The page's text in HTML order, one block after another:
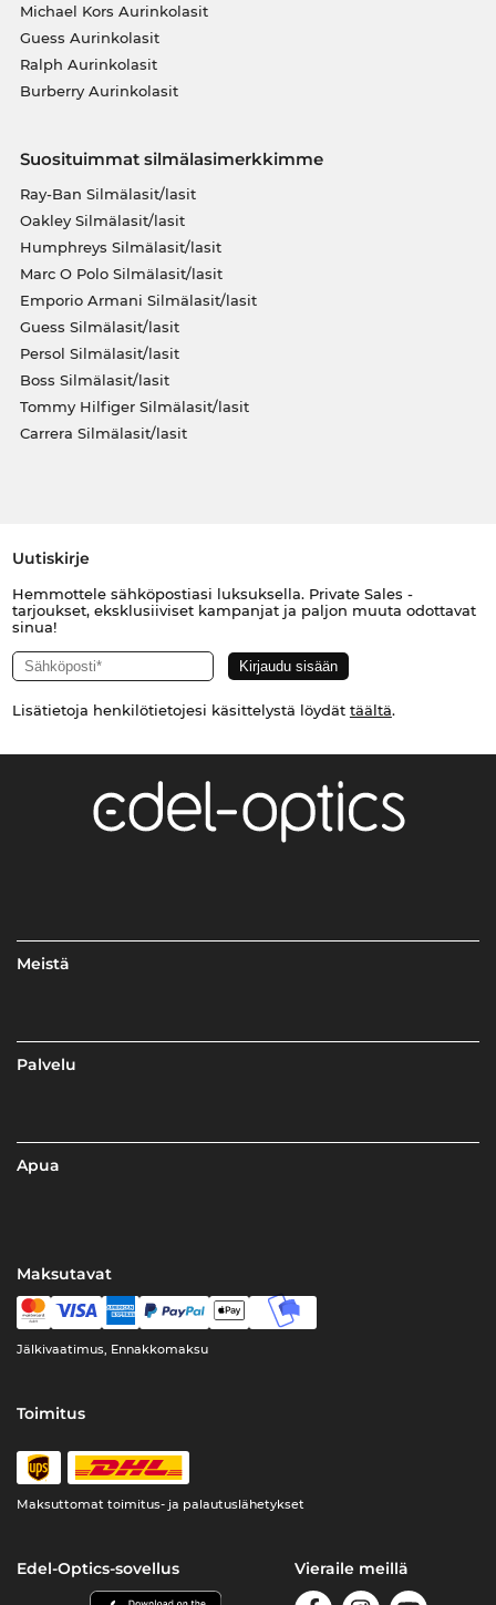
Michael Kors Aurinkolasit
Guess Aurinkolasit
Ralph Aurinkolasit
Burberry Aurinkolasit
Suosituimmat silmälasimerkkimme
Ray-Ban Silmälasit/lasit
Oakley Silmälasit/lasit
Humphreys Silmälasit/lasit
Marc O Polo Silmälasit/lasit
Emporio Armani Silmälasit/lasit
Guess Silmälasit/lasit
Persol Silmälasit/lasit
Boss Silmälasit/lasit
Tommy Hilfiger Silmälasit/lasit
Carrera Silmälasit/lasit
Uutiskirje
Hemmottele sähköpostiasi luksuksella. Private Sales -
tarjoukset, eksklusiiviset kampanjat ja paljon muuta odottavat
sinua!
Lisätietoja henkilötietojesi käsittelystä löydät täältä.
Meistä
Palvelu
Apua
Maksutavat
Jälkivaatimus, Ennakkomaksu
Toimitus
Maksuttomat toimitus- ja palautuslähetykset
Edel-Optics-sovellus Vieraile meillä